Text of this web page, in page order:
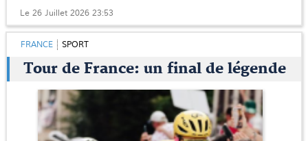
Le 26 Juillet 2026 23:53
FRANCE SPORT
Tour de France: un final de légende